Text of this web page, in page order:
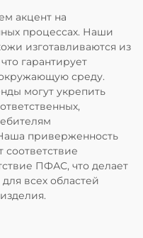
акцент на
процессах. Наши
изготавливаются из
гарантирует
среду.
могут укрепить
приверженность
соответствие
ПФАС, что делает
всех областей